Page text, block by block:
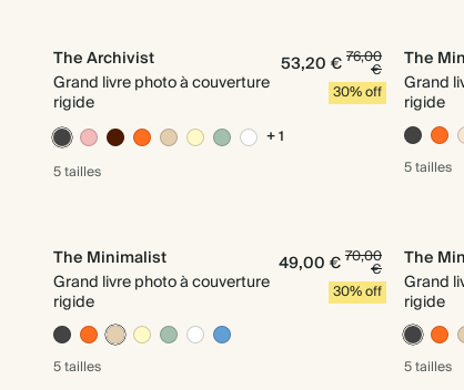
The Archivist
Grand livre photo à couverture
rigide
53,20 €76,00
€
30% off
+ 1
5 tailles
The
Grand
rigide
5 tailles
The Minimalist
Grand livre photo à couverture
rigide
49,00 €70,00
€
30% off
5 tailles
The
Grand
rigide
5 tailles